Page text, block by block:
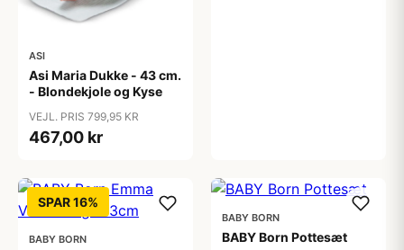
ASI
Asi Maria Dukke - 43 cm.
- Blondekjole og Kyse
VEJL. PRIS 799,95 KR
467,00 kr
SPAR 16%
BABY BORN
BABY BORN
BABY Born Pottesæt